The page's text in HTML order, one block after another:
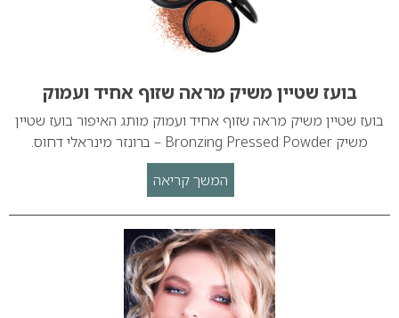
בועז שטיין משיק מראה שזוף אחיד ועמוק
בועז שטיין משיק מראה שזוף אחיד ועמוק מותג האיפור בועז שטיין
משיק Bronzing Pressed Powder – ברונזר מינראלי דחוס.
המשך קריאה